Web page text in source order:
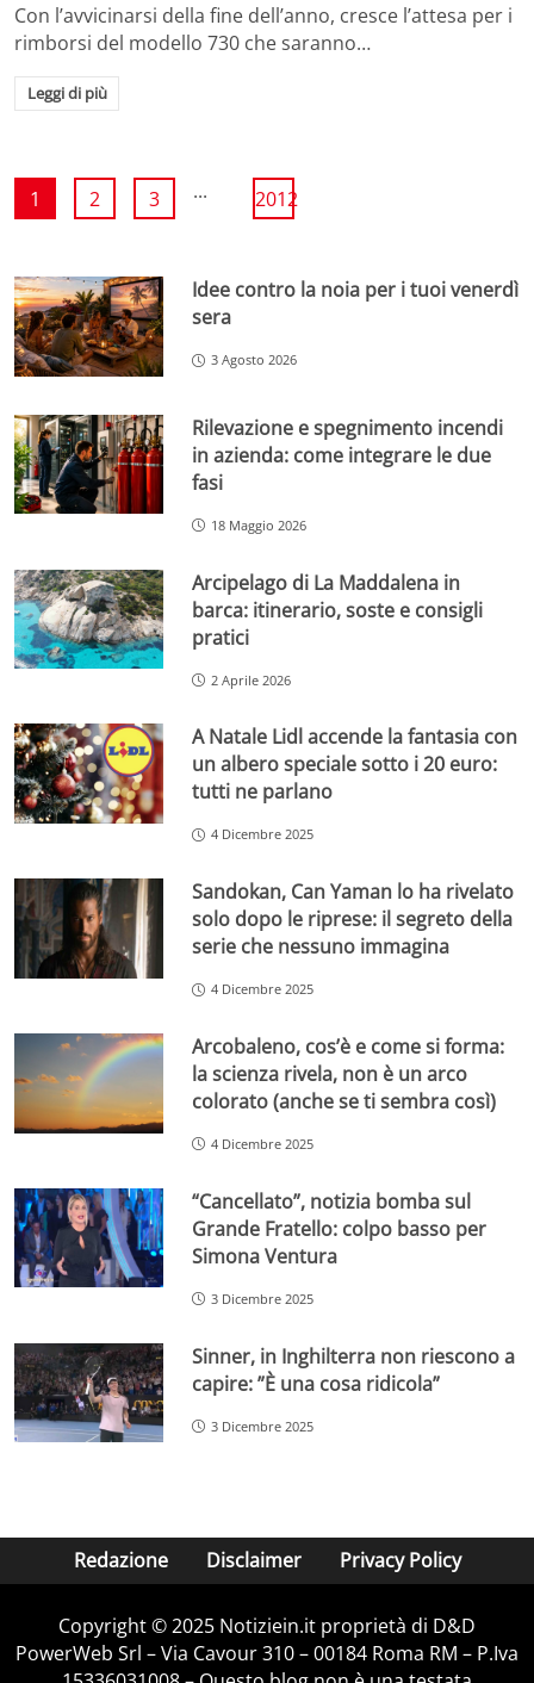
Con l’avvicinarsi della fine dell’anno, cresce l’attesa per i
rimborsi del modello 730 che saranno…
Leggi di più
1 2 3 ... 2012
Idee contro la noia per i tuoi venerdì
sera
3 Agosto 2026
Rilevazione e spegnimento incendi
in azienda: come integrare le due
fasi
18 Maggio 2026
Arcipelago di La Maddalena in
barca: itinerario, soste e consigli
pratici
2 Aprile 2026
A Natale Lidl accende la fantasia con
un albero speciale sotto i 20 euro:
tutti ne parlano
4 Dicembre 2025
Sandokan, Can Yaman lo ha rivelato
solo dopo le riprese: il segreto della
serie che nessuno immagina
4 Dicembre 2025
Arcobaleno, cos’è e come si forma:
la scienza rivela, non è un arco
colorato (anche se ti sembra così)
4 Dicembre 2025
“Cancellato”, notizia bomba sul
Grande Fratello: colpo basso per
Simona Ventura
3 Dicembre 2025
Sinner, in Inghilterra non riescono a
capire: ”È una cosa ridicola”
3 Dicembre 2025
Redazione Disclaimer Privacy Policy
Copyright © 2025 Notiziein.it proprietà di D&D
PowerWeb Srl – Via Cavour 310 – 00184 Roma RM – P.Iva